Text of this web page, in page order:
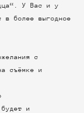
У Вас и у
в более выгодное
с
съёмке и
и